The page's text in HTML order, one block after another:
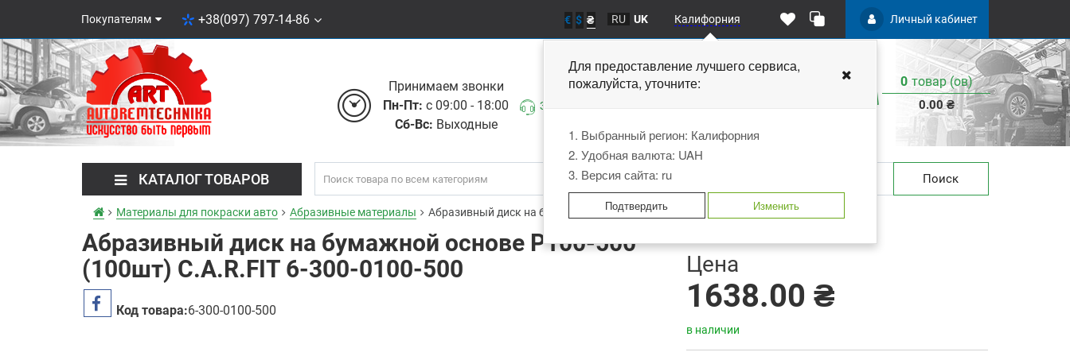
Покупателям +38(097) 797-14-86 € $ ₴ RU UK Калифорния
Для предоставление лучшегосервиса,
пожалуйста, уточните:
1. Выбранный регион: Калифорния
2. Удобная валюта: UAH
3. Версия сайта: ru
Подтвердить Изменить
Личный кабинет
Принимаем звонки
Пн-Пт: с 09:00 - 18:00
Сб-Вс: Выходные
Заказать звонок
0 товар (ов)
0.00 ₴
КАТАЛОГ ТОВАРОВ Поиск
Материалы для покраски авто Абразивные материалы Абразивный диск на бумажной основе P100-500 (100шт) C.A.R.FIT 6-300-0100-500
Абразивный диск на бумажной основе P100-500
(100шт) C.A.R.FIT 6-300-0100-500
Код товара:6-300-0100-500
Цена
1638.00 ₴
в наличии